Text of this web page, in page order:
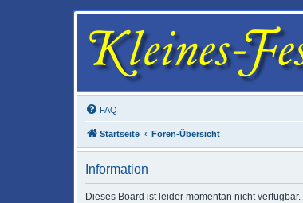
FAQ
Startseite Foren-Übersicht
Information
Dieses Board ist leider momentan nicht verfügbar.